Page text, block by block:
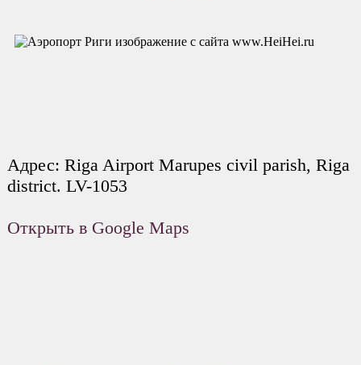
Адрес: Riga Airport Marupes civil parish, Riga
district. LV-1053
Открыть в Google Maps